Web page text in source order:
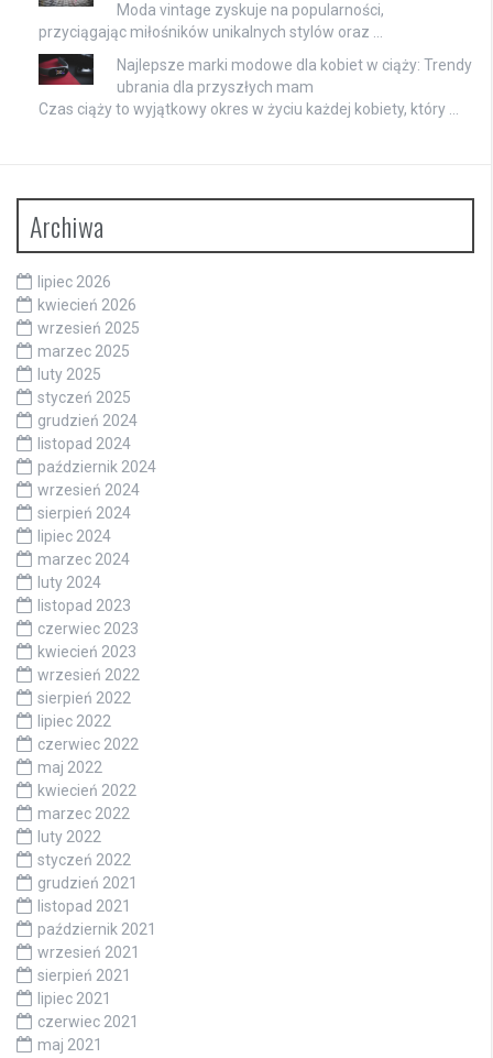
Moda vintage zyskuje na popularności,
przyciągając miłośników unikalnych stylów oraz …
Najlepsze marki modowe dla kobiet w ciąży: Trendy
ubrania dla przyszłych mam
Czas ciąży to wyjątkowy okres w życiu każdej kobiety, który …
Archiwa
lipiec 2026
kwiecień 2026
wrzesień 2025
marzec 2025
luty 2025
styczeń 2025
grudzień 2024
listopad 2024
październik 2024
wrzesień 2024
sierpień 2024
lipiec 2024
marzec 2024
luty 2024
listopad 2023
czerwiec 2023
kwiecień 2023
wrzesień 2022
sierpień 2022
lipiec 2022
czerwiec 2022
maj 2022
kwiecień 2022
marzec 2022
luty 2022
styczeń 2022
grudzień 2021
listopad 2021
październik 2021
wrzesień 2021
sierpień 2021
lipiec 2021
czerwiec 2021
maj 2021